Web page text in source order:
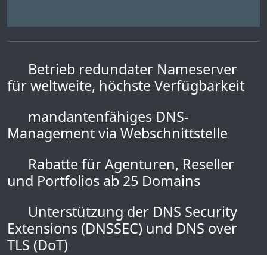
Betrieb redundater Nameserver
für weltweite, höchste Verfügbarkeit
mandantenfähiges DNS-
Management via Webschnittstelle
Rabatte für Agenturen, Reseller
und Portfolios ab 25 Domains
Unterstützung der DNS Security
Extensions (DNSSEC) und DNS over
TLS (DoT)